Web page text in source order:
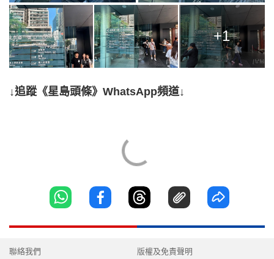
+1
↓追蹤《星島頭條》WhatsApp頻道↓
聯絡我們 版權及免責聲明